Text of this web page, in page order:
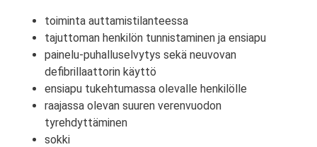
toiminta auttamistilanteessa
tajuttoman henkilön tunnistaminen ja ensiapu
painelu-puhalluselvytys sekä neuvovan
defibrillaattorin käyttö
ensiapu tukehtumassa olevalle henkilölle
raajassa olevan suuren verenvuodon
tyrehdyttäminen
sokki